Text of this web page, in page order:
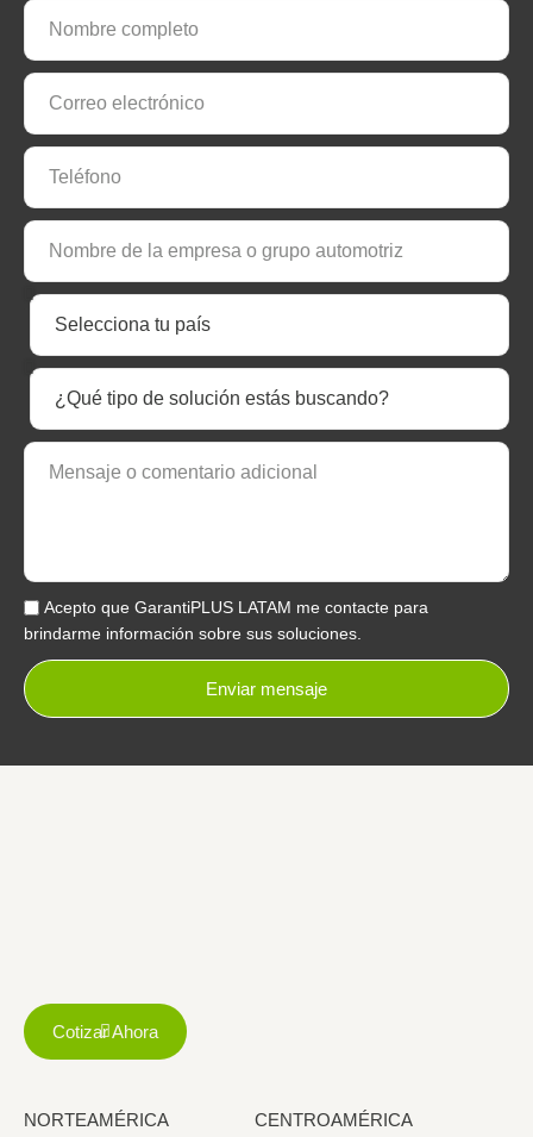
Acepto que GarantiPLUS LATAM me contacte para
brindarme información sobre sus soluciones.
Enviar mensaje
Cotizar Ahora
NORTEAMÉRICA CENTROAMÉRICA